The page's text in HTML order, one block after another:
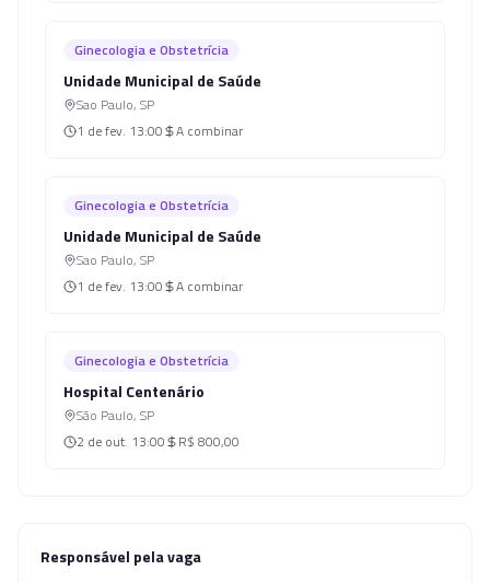
Ginecologia e Obstetrícia
Unidade Municipal de Saúde
Sao Paulo, SP
1 de fev. 13:00 A combinar
Ginecologia e Obstetrícia
Unidade Municipal de Saúde
Sao Paulo, SP
1 de fev. 13:00 A combinar
Ginecologia e Obstetrícia
Hospital Centenário
São Paulo, SP
2 de out. 13:00 R$ 800,00
Responsável pela vaga